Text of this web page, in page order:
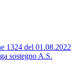
1324 del 01.08.2022
sostegno A.S.